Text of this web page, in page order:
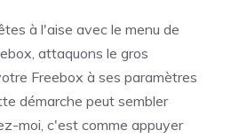
à l'aise avec le menu de
attaquons le gros
Freebox à ses paramètres
démarche peut sembler
moi, c'est comme appuyer